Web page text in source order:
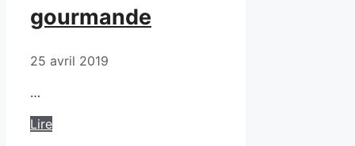
gourmande
25 avril 2019
…
Lire